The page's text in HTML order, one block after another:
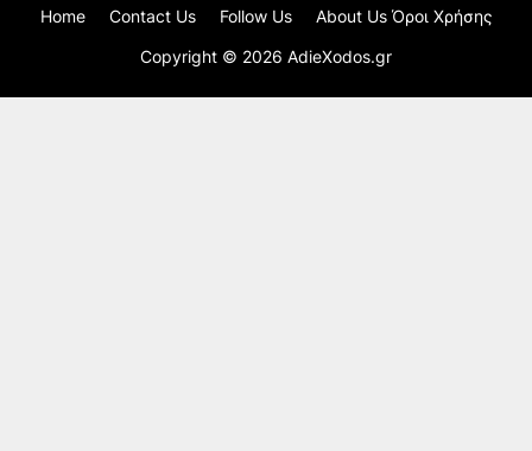
Copyright © 2026 AdieXodos.gr
Home Contact Us Follow Us About Us Όροι Χρήσης